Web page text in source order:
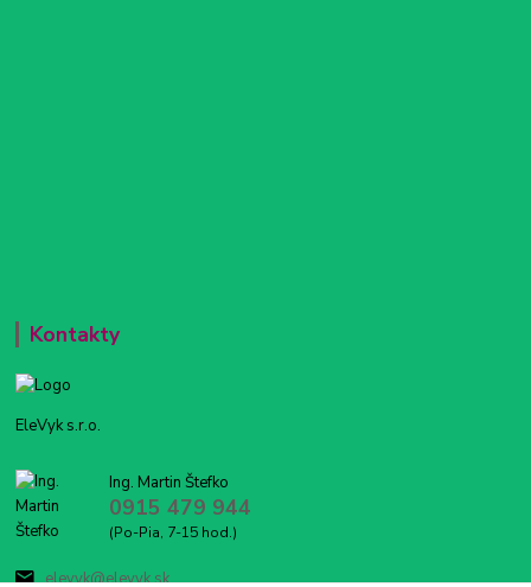
Kontakty
EleVyk s.r.o.
Ing. Martin Štefko
0915 479 944
(Po-Pia, 7-15 hod.)
elevyk@elevyk.sk